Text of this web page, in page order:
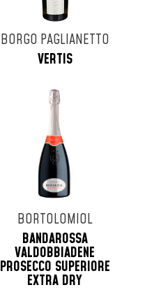
BORGO PAGLIANETTO
VERTIS
BORTOLOMIOL
BANDAROSSA
VALDOBBIADENE
PROSECCO SUPERIORE
EXTRA DRY